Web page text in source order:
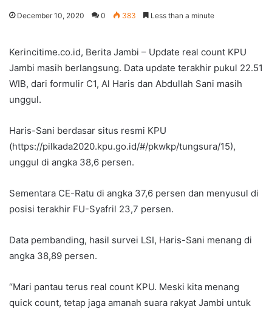
December 10, 2020 0 383 Less than a minute
Kerincitime.co.id, Berita Jambi – Update real count KPU
Jambi masih berlangsung. Data update terakhir pukul 22.51
WIB, dari formulir C1, Al Haris dan Abdullah Sani masih
unggul.
Haris-Sani berdasar situs resmi KPU
(https://pilkada2020.kpu.go.id/#/pkwkp/tungsura/15),
unggul di angka 38,6 persen.
Sementara CE-Ratu di angka 37,6 persen dan menyusul di
posisi terakhir FU-Syafril 23,7 persen.
Data pembanding, hasil survei LSI, Haris-Sani menang di
angka 38,89 persen.
“Mari pantau terus real count KPU. Meski kita menang
quick count, tetap jaga amanah suara rakyat Jambi untuk